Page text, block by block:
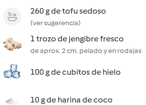
260 g de tofu sedoso
(ver sugerencia)
1 trozo de jengibre fresco
de aprox. 2 cm. pelado y en rodajas
100 g de cubitos de hielo
10 g de harina de coco